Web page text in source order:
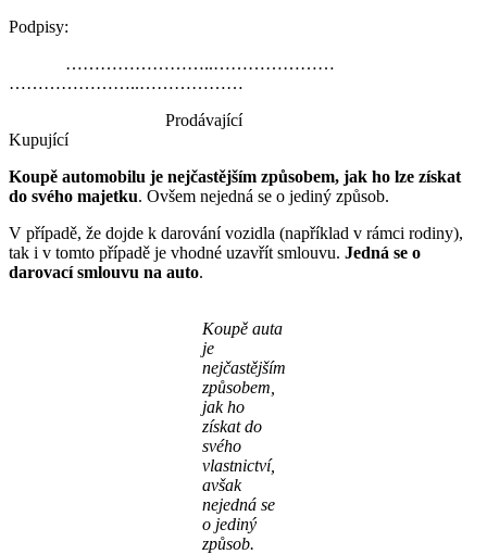
Podpisy:
……………………..…………………
…………………..………………
Prodávající
Kupující
Koupě automobilu je nejčastějším způsobem, jak ho lze získat
do svého majetku. Ovšem nejedná se o jediný způsob.
V případě, že dojde k darování vozidla (například v rámci rodiny),
tak i v tomto případě je vhodné uzavřít smlouvu. Jedná se o
darovací smlouvu na auto.
Koupě auta
je
nejčastějším
způsobem,
jak ho
získat do
svého
vlastnictví,
avšak
nejedná se
o jediný
způsob.